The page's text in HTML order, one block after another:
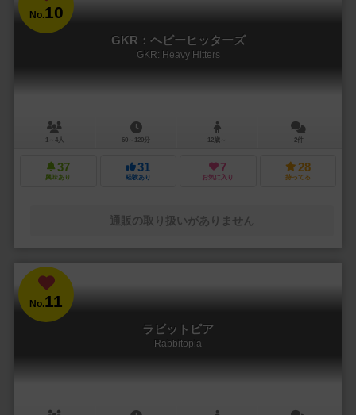
No.10
GKR：ヘビーヒッターズ
GKR: Heavy Hitters
1～4人 60～120分 12歳～ 2件
37
興味あり
31
経験あり
7
お気に入り
28
持ってる
通販の取り扱いがありません
No.11
ラビットピア
Rabbitopia